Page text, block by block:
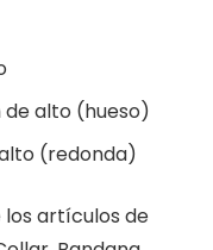
alto (hueso)
(redonda)
los artículos de